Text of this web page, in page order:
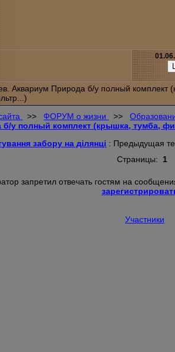
Аквариум Природа б/у полный комплект
>> ФОРУМ о жизни >>
б/у полный комплект (крышка, тумба,
забору на ділянці : Предыдущая
Страницы: 1
запретил отвечать гостям на
Участники